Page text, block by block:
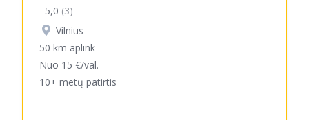
5,0 (3)
Vilnius
50 km aplink
Nuo 15 €/val.
10+ metų patirtis